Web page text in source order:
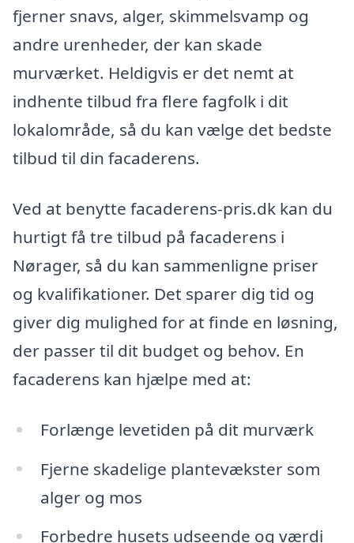
fjerner snavs, alger, skimmelsvamp og
andre urenheder, der kan skade
murværket. Heldigvis er det nemt at
indhente tilbud fra flere fagfolk i dit
lokalområde, så du kan vælge det bedste
tilbud til din facaderens.
Ved at benytte facaderens-pris.dk kan du
hurtigt få tre tilbud på facaderens i
Nørager, så du kan sammenligne priser
og kvalifikationer. Det sparer dig tid og
giver dig mulighed for at finde en løsning,
der passer til dit budget og behov. En
facaderens kan hjælpe med at:
Forlænge levetiden på dit murværk
Fjerne skadelige plantevækster som
alger og mos
Forbedre husets udseende og værdi